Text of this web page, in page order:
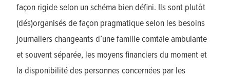
façon rigide selon un schéma bien défini. Ils sont plutôt
(dés)organisés de façon pragmatique selon les besoins
journaliers changeants d’une famille comtale ambulante
et souvent séparée, les moyens financiers du moment et
la disponibilité des personnes concernées par les